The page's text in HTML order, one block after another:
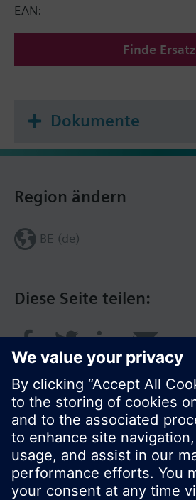
EAN:
Finde Ersatz
Dokumente
Diese Seite teilen:
Region ändern
BE (de)
© Siemens Schweiz AG 2017